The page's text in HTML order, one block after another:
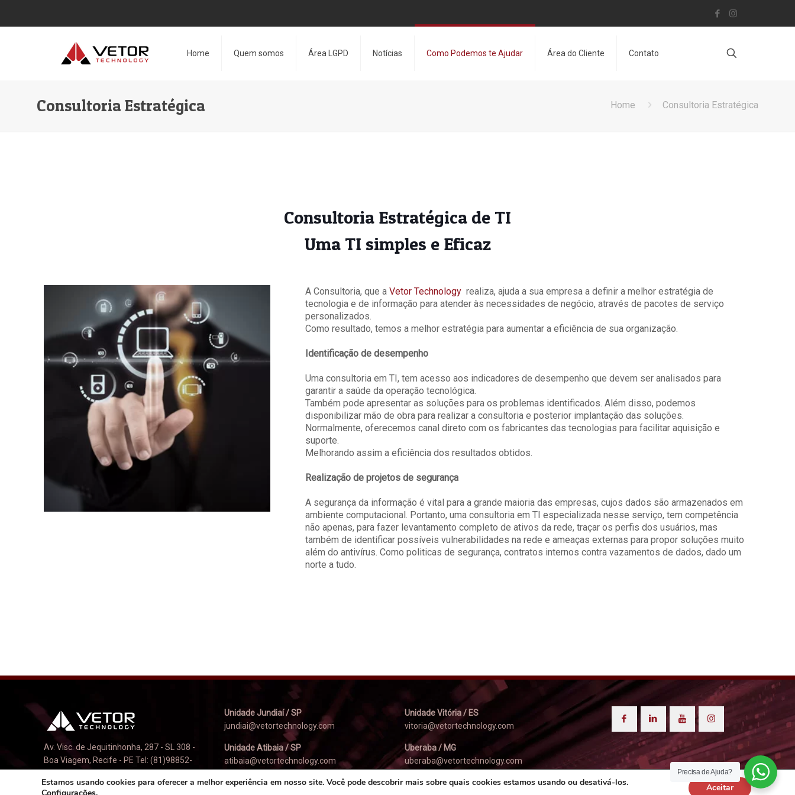
Home Quem somos Área LGPD Notícias Como Podemos te Ajudar Área do Cliente Contato
Consultoria Estratégica Home Consultoria Estratégica
Consultoria Estratégica de TI
Uma TI simples e Eficaz
A Consultoria, que a Vetor Technology realiza, ajuda a sua empresa a definir a melhor estratégia de
tecnologia e de informação para atender às necessidades de negócio, através de pacotes de serviço
personalizados.
Como resultado, temos a melhor estratégia para aumentar a eficiência de sua organização.
Identificação de desempenho
Uma consultoria em TI, tem acesso aos indicadores de desempenho que devem ser analisados para
garantir a saúde da operação tecnológica.
Também pode apresentar as soluções para os problemas identificados. Além disso, podemos
disponibilizar mão de obra para realizar a consultoria e posterior implantação das soluções.
Normalmente, oferecemos canal direto com os fabricantes das tecnologias para facilitar aquisição e
suporte.
Melhorando assim a eficiência dos resultados obtidos.
Realização de projetos de segurança
A segurança da informação é vital para a grande maioria das empresas, cujos dados são armazenados em
ambiente computacional. Portanto, uma consultoria em TI especializada nesse serviço, tem competência
não apenas, para fazer levantamento completo de ativos da rede, traçar os perfis dos usuários, mas
também de identificar possíveis vulnerabilidades na rede e ameaças externas para propor soluções muito
além do antivírus. Como politicas de segurança, contratos internos contra vazamentos de dados, dado um
norte a tudo.
Av. Visc. de Jequitinhonha, 287 - SL 308 -
Boa Viagem, Recife - PE Tel: (81)98852-
Unidade Jundiaí / SP
jundiai@vetortechnology.com
Unidade Atibaia / SP
atibaia@vetortechnology.com
Unidade Vitória / ES
vitoria@vetortechnology.com
Uberaba / MG
uberaba@vetortechnology.com
Estamos usando cookies para oferecer a melhor experiência em nosso site. Você pode descobrir mais sobre quais cookies estamos usando ou desativá-los.
Aceitar
Precisa de Ajuda?